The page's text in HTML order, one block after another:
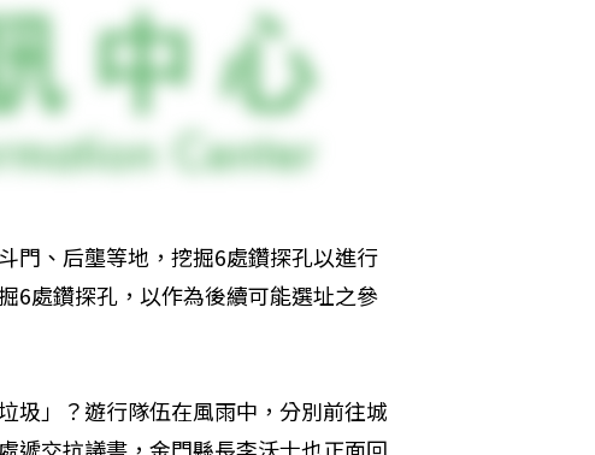
門、后壟等地，挖掘6處鑽探孔以進行
6處鑽探孔，以作為後續可能選址之參
圾」？遊行隊伍在風雨中，分別前往城